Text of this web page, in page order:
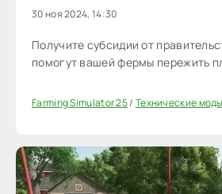
30 ноя 2024, 14:30
Получите субсидии от
помогут вашей фермы пережить
Farming Simulator 25/ Технические